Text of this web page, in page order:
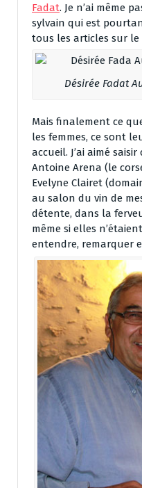
Fadat. Je n’ai même
sylvain qui est
tous les articles sur le
Désirée Fadat
Mais finalement ce
les femmes, ce sont
accueil. J’ai aimé
Antoine Arena (le
Evelyne Clairet
au salon du vin de
détente, dans la
même si elles
entendre, remarquer